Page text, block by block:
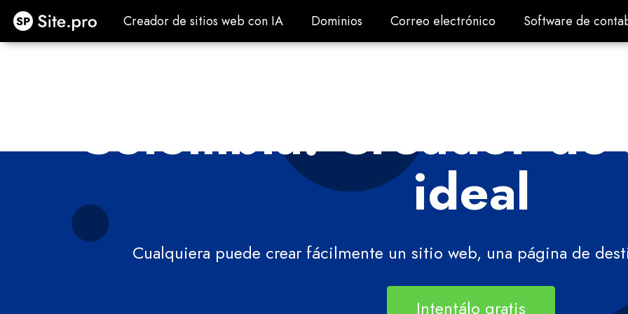
Site.pro Creador de sitios web con IA
Creador de sitios web con IA Dominios
Dominios Correo electrónico
Correo electrónico Software de
Software de
Colombia: Creador
ideal
Cualquiera puede crear fácilmente un sitio web, una página de
Intentálo gratis